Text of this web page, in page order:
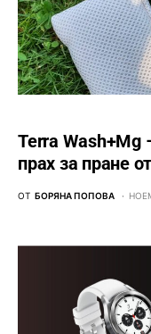
Terra Wash+Mg
прах за пране
ОТ БОРЯНА ПОПОВА